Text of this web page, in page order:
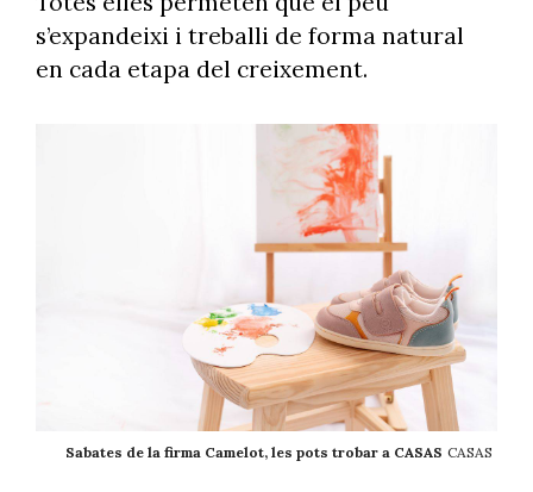
s’expandeixi i treballi de forma natural
en cada etapa del creixement.
Sabates de la firma Camelot, les pots trobar a CASAS CASAS